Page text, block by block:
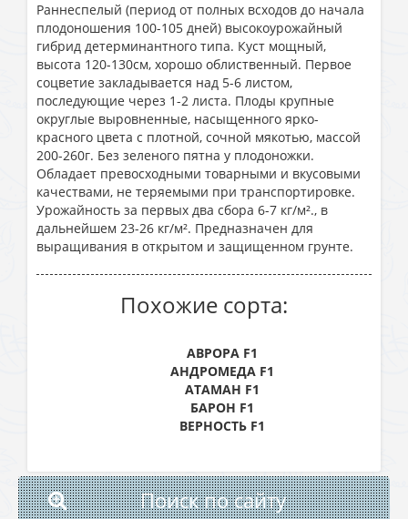
Раннеспелый (период от полных всходов до начала
плодоношения 100-105 дней) высокоурожайный
гибрид детерминантного типа. Куст мощный,
высота 120-130см, хорошо облиственный. Первое
соцветие закладывается над 5-6 листом,
последующие через 1-2 листа. Плоды крупные
округлые выровненные, насыщенного ярко-
красного цвета с плотной, сочной мякотью, массой
200-260г. Без зеленого пятна у плодоножки.
Обладает превосходными товарными и вкусовыми
качествами, не теряемыми при транспортировке.
Урожайность за первых два сбора 6-7 кг/м²., в
дальнейшем 23-26 кг/м². Предназначен для
выращивания в открытом и защищенном грунте.
Похожие сорта:
АВРОРА F1
АНДРОМЕДА F1
АТАМАН F1
БАРОН F1
ВЕРНОСТЬ F1
Поиск по сайту